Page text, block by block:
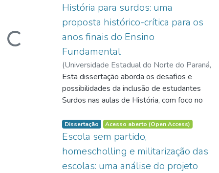
Carregando...
História para surdos: uma
proposta histórico-crítica para os
anos finais do Ensino
Fundamental
(Universidade Estadual do Norte do Paraná,
2025-03-28)Gonzaga, Pâmela Cristina
Pereira;Ruckstadter, Vanessa Campos
Mariano;https://orcid.org/0000-0001-
http://lattes.cnpq.br/1096603712663255
Esta dissertação aborda os desafios e
possibilidades da inclusão de estudantes
Surdos nas aulas de História, com foco no
pedagógicas acessíveis. O objetivo do
estudo foi desenvolver e avaliar um produto
educacional bilíngue (Libras/português
escrito) para o ensino de História a alunos
Surdos dos anos finais do Ensino
Dissertação Acesso aberto (Open Access)
Escola sem partido,
homescholling e militarização das
escolas: uma análise do projeto